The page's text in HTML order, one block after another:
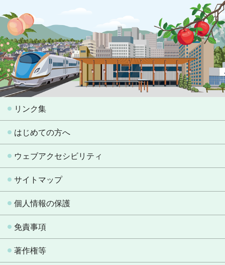
リンク集
はじめての方へ
ウェブアクセシビリティ
サイトマップ
個人情報の保護
免責事項
著作権等